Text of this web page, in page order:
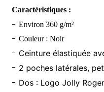
Caractéristiques :
Environ 360 g/m²
Couleur : Noir
Ceinture élastiquée
2 poches latérales,
Dos ​​: Logo Jolly